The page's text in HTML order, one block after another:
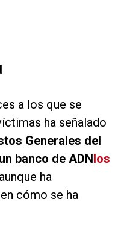
a los que se
ha señalado
Generales del
banco de ADNlos
ha
cómo se ha